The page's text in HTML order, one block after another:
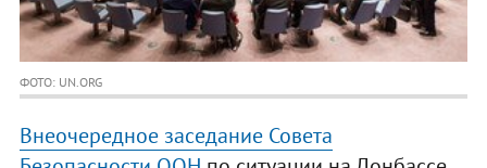
ФОТО: UN.ORG
Внеочередное заседание Совета